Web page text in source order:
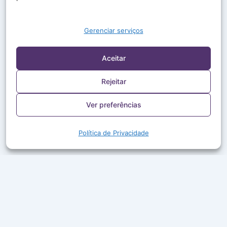
Gerenciar serviços
Aceitar
Rejeitar
Ver preferências
Política de Privacidade